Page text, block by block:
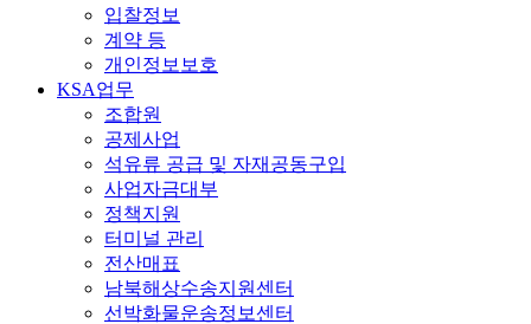
입찰정보
계약 등
개인정보보호
KSA업무
조합원
공제사업
석유류 공급 및 자재공동구입
사업자금대부
정책지원
터미널 관리
전산매표
남북해상수송지원센터
선박화물운송정보센터